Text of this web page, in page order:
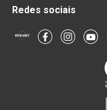
Redes sociais